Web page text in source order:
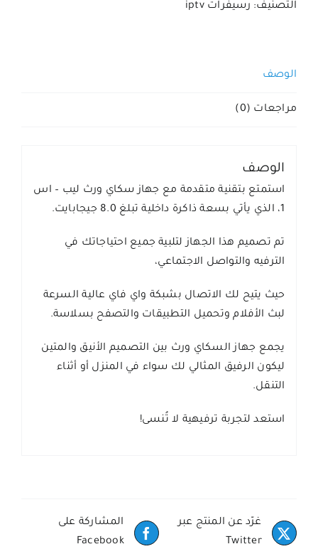
التصنيف: رسيفرات iptv
الوصف
مراجعات (0)
الوصف
استمتع بتقنية متقدمة مع جهاز سكاي ورث ليب – اس
1، الذي يأتي بسعة ذاكرة داخلية تبلغ 8.0 جيجابايت.
تم تصميم هذا الجهاز لتلبية جميع احتياجاتك في
الترفيه والتواصل الاجتماعي،
حيث يتيح لك الاتصال بشبكة واي فاي عالية السرعة
لبث الأفلام وتحميل التطبيقات والتصفح بسلاسة.
يجمع جهاز السكاي ورث بين التصميم الأنيق والمتين
ليكون الرفيق المثالي لك سواء في المنزل أو أثناء
التنقل.
استعد لتجربة ترفيهية لا تُنسى!
المشاركة على
Facebook
غرّد عن المنتج عبر
Twitter